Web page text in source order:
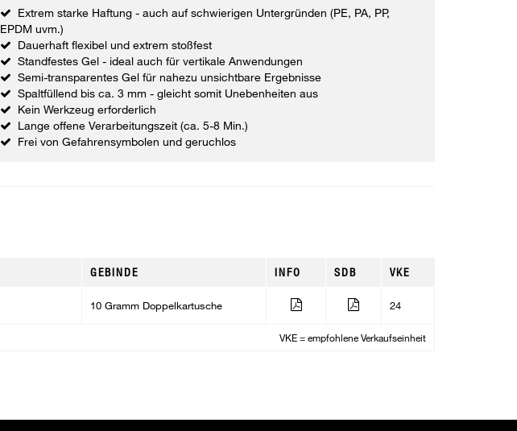
Extrem starke Haftung - auch auf schwierigen Untergründen (PE, PA, PP,
EPDM uvm.)
Dauerhaft flexibel und extrem stoßfest
Standfestes Gel - ideal auch für vertikale Anwendungen
Semi-transparentes Gel für nahezu unsichtbare Ergebnisse
Spaltfüllend bis ca. 3 mm - gleicht somit Unebenheiten aus
Kein Werkzeug erforderlich
Lange offene Verarbeitungszeit (ca. 5-8 Min.)
Frei von Gefahrensymbolen und geruchlos
GEBINDE INFO SDB VKE
10 Gramm Doppelkartusche 24
VKE = empfohlene Verkaufseinheit